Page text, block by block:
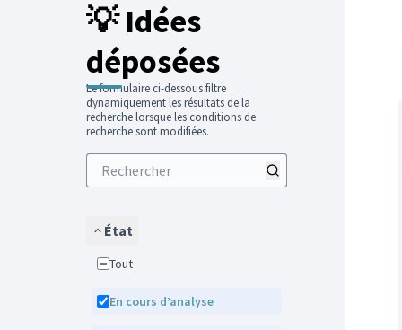
💡 Idées
déposées
Le formulaire ci-dessous filtre
dynamiquement les résultats de la
recherche lorsque les conditions de
recherche sont modifiées.
État
Tout
En cours d’analyse